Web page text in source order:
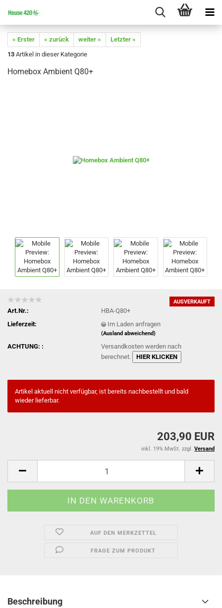
« Erster « zurück weiter »
Letzter »
13 Artikel in dieser Kategorie
Homebox Ambient Q80+
AUSVERKAUFT
Art.Nr.:
HBA-Q80+
Lieferzeit:
Im Laden anfragen
(Ausland abweichend)
ACHTUNG: :
Versandkosten werden nach
berechnet.
HIER KLICKEN
Artikel aktuell nicht verfügbar, ist bereits nachbestellt und bald
wieder lieferbar.
203,90 EUR
inkl. 19% MwSt. zzgl. Versand
AUF DEN MERKZETTEL
FRAGE ZUM PRODUKT
Beschreibung